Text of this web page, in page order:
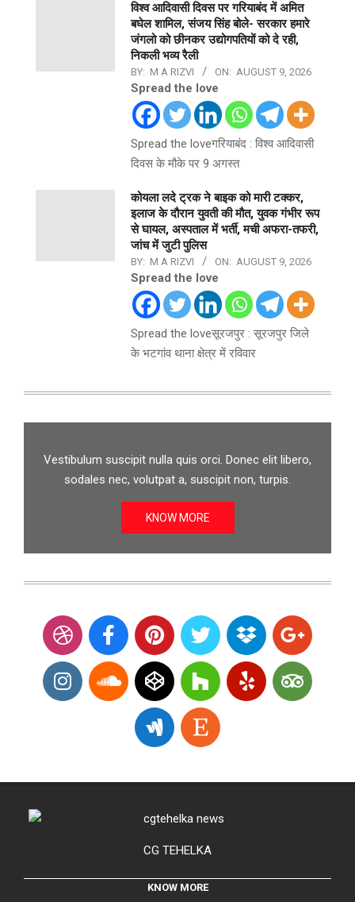
विश्व आदिवासी दिवस पर गरियाबंद में अमित
बघेल शामिल, संजय सिंह बोले- सरकार हमारे
जंगलो को छीनकर उद्योगपतियों को दे रही,
निकली भव्य रैली
BY: M A RIZVI ON: AUGUST 9, 2026
Spread the love
Spread the loveगरियाबंद : विश्व आदिवासी
दिवस के मौके पर 9 अगस्त
कोयला लदे ट्रक ने बाइक को मारी टक्कर,
इलाज के दौरान युवती की मौत, युवक गंभीर रूप
से घायल, अस्पताल में भर्ती, मची अफरा-तफरी,
जांच में जुटी पुलिस
BY: M A RIZVI ON: AUGUST 9, 2026
Spread the love
Spread the loveसूरजपुर : सूरजपुर जिले
के भटगांव थाना क्षेत्र में रविवार
Vestibulum suscipit nulla quis orci. Donec elit libero,
sodales nec, volutpat a, suscipit non, turpis.
KNOW MORE
CG TEHELKA
KNOW MORE